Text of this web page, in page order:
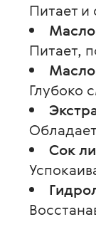
Питает и
Масло
Питает,
Глубоко
Сок